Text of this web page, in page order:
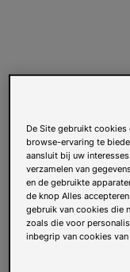
De Site gebruikt
browse-ervaring te
aansluit bij uw
verzamelen van
en de gebruikte
de knop Alles
gebruik van cookies die
zoals die voor
inbegrip van cookies